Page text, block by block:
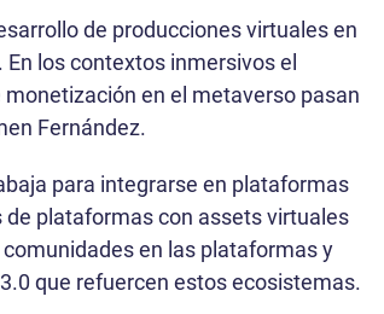
de producciones virtuales en
los contextos inmersivos el
en el metaverso pasan
Fernández.
para integrarse en plataformas
plataformas con assets virtuales
en las plataformas y
que refuercen estos ecosistemas.